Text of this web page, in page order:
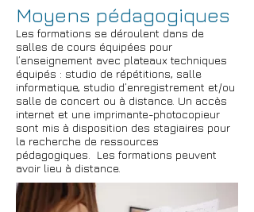
Moyens pédagogiques
Les formations se déroulent dans de
salles de cours équipées pour
l’enseignement avec plateaux techniques
équipés : studio de répétitions, salle
informatique, studio d’enregistrement et/ou
salle de concert ou à distance. Un accès
internet et une imprimante-photocopieur
sont mis à disposition des stagiaires pour
la recherche de ressources
pédagogiques. Les formations peuvent
avoir lieu à distance.